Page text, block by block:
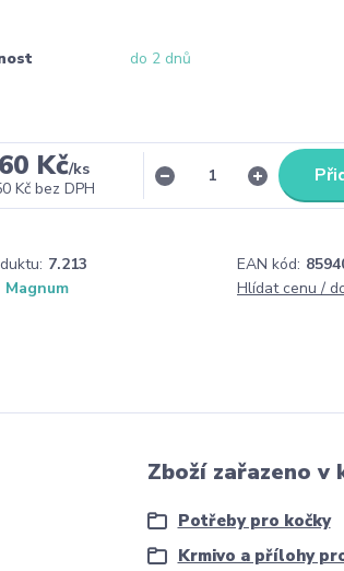
do 2 dnů
60 Kč/ks
Kč bez DPH
7.213 EAN kód:
Magnum Hlídat cenu /
Zboží zařazeno v
Potřeby pro kočky
Krmivo a přílohy